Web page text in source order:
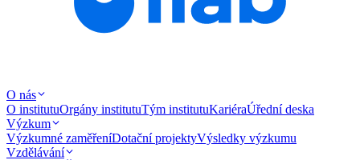
O nás
O institutuOrgány institutuTým institutuKariéraÚřední deska
Výzkum
Výzkumné zaměřeníDotační projektyVýsledky výzkumu
Vzdělávání